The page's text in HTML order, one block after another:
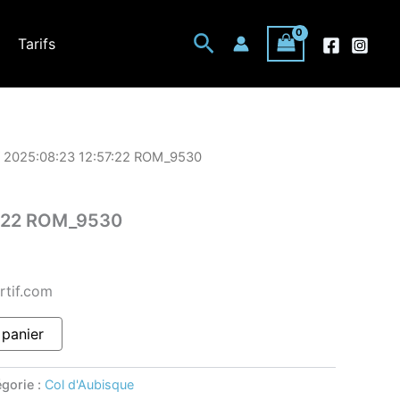
Tarifs Rechercher
2025:08:23 12:57:22 ROM_9530
ROM_9530
: Col d'Aubisque